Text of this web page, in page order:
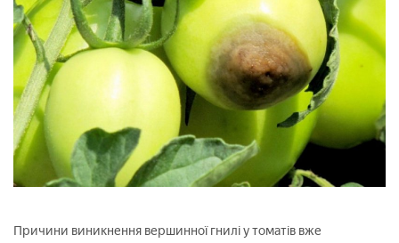
Причини виникнення вершинної гнилі у томатів вже